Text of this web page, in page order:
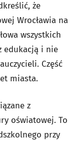
że
Wrocławia na
wszystkich
edukacją i nie
Część
miasta.
z
oświatowej. To
przy